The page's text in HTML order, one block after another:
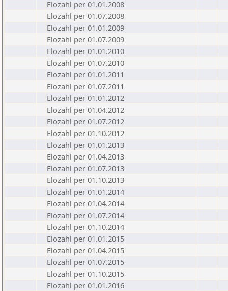
Elozahl per 01.01.2008
Elozahl per 01.07.2008
Elozahl per 01.01.2009
Elozahl per 01.07.2009
Elozahl per 01.01.2010
Elozahl per 01.07.2010
Elozahl per 01.01.2011
Elozahl per 01.07.2011
Elozahl per 01.01.2012
Elozahl per 01.04.2012
Elozahl per 01.07.2012
Elozahl per 01.10.2012
Elozahl per 01.01.2013
Elozahl per 01.04.2013
Elozahl per 01.07.2013
Elozahl per 01.10.2013
Elozahl per 01.01.2014
Elozahl per 01.04.2014
Elozahl per 01.07.2014
Elozahl per 01.10.2014
Elozahl per 01.01.2015
Elozahl per 01.04.2015
Elozahl per 01.07.2015
Elozahl per 01.10.2015
Elozahl per 01.01.2016